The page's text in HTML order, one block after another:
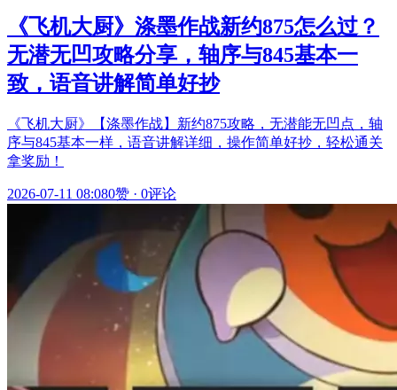
《飞机大厨》涤墨作战新约875怎么过？
无潜无凹攻略分享，轴序与845基本一
致，语音讲解简单好抄
《飞机大厨》【涤墨作战】新约875攻略，无潜能无凹点，轴
序与845基本一样，语音讲解详细，操作简单好抄，轻松通关
拿奖励！
2026-07-11 08:080赞 · 0评论